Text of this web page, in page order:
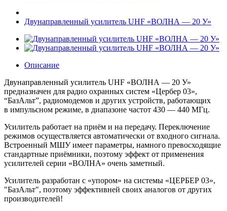
Двунаправленный усилитель UHF «ВОЛНА — 20 У»
Описание
Двунаправленный усилитель UHF «ВОЛНА — 20 У»
предназначен для радио охранных систем «Цербер 03»,
“БазАльт”, радиомодемов и других устройств, работающих
в импульсном режиме, в диапазоне частот 430 — 440 МГц.
Усилитель работает на приём и на передачу. Переключение
режимов осуществляется автоматически от входного сигнала.
Встроенный МШУ имеет параметры, намного превосходящие
стандартные приёмники, поэтому эффект от применения
усилителей серии «ВОЛНА» очень заметный.
Усилитель разработан с «упором» на системы «ЦЕРБЕР 03»,
"БазАльт", поэтому эффективней своих аналогов от других
производителей!